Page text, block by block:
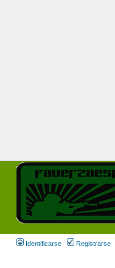
Identificarse Registrarse